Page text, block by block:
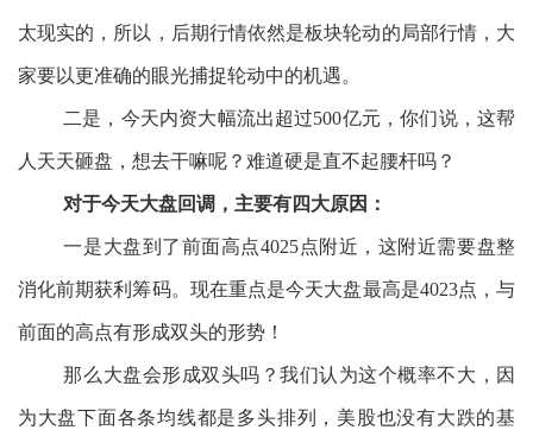
太现实的，所以，后期行情依然是板块轮动的局部行情，大
家要以更准确的眼光捕捉轮动中的机遇。
二是，今天内资大幅流出超过500亿元，你们说，这帮
人天天砸盘，想去干嘛呢？难道硬是直不起腰杆吗？
对于今天大盘回调，主要有四大原因：
一是大盘到了前面高点4025点附近，这附近需要盘整
消化前期获利筹码。现在重点是今天大盘最高是4023点，与
前面的高点有形成双头的形势！
那么大盘会形成双头吗？我们认为这个概率不大，因
为大盘下面各条均线都是多头排列，美股也没有大跌的基